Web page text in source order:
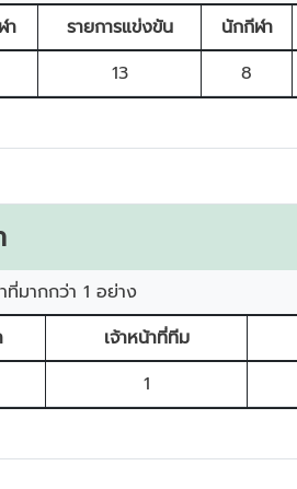
า รายการแข่งขัน นักกีฬา
13 8
ที่มากกว่า 1 อย่าง
เจ้าหน้าที่ทีม
1